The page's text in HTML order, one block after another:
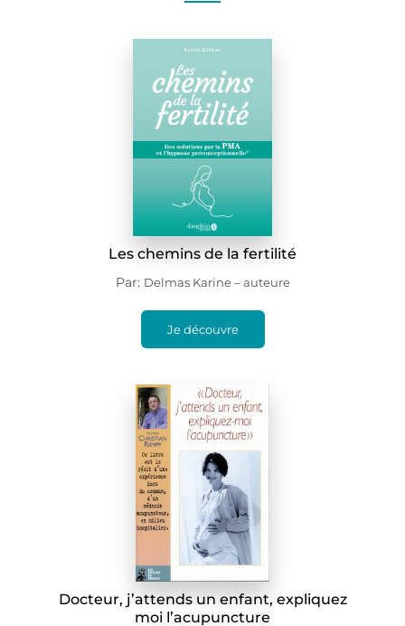
Les chemins de la fertilité
Par: Delmas Karine – auteure
Je découvre
Docteur, j’attends un enfant, expliquez
moi l’acupuncture